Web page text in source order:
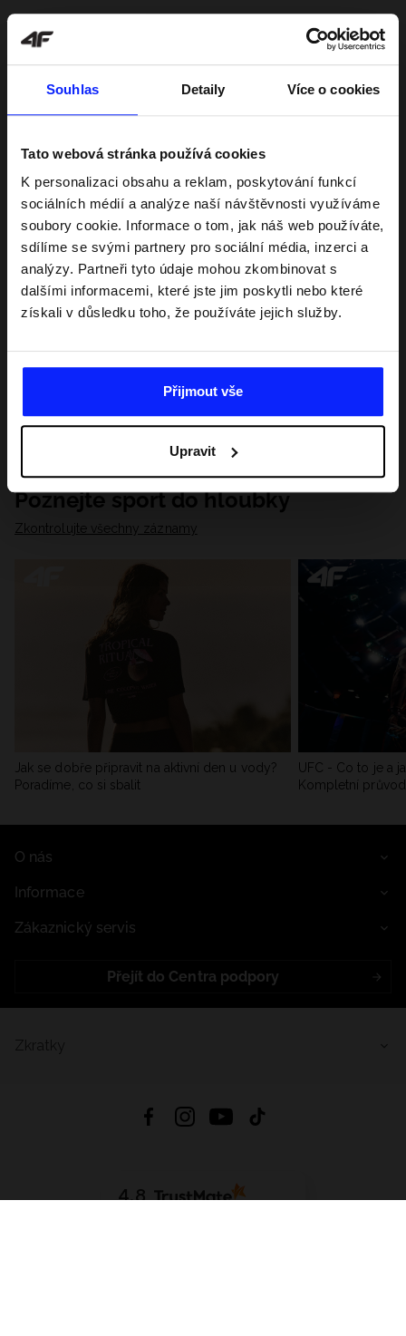
Souhlas Detaily Více o cookies
Tato webová stránka používá cookies
K personalizaci obsahu a reklam, poskytování funkcí
sociálních médií a analýze naší návštěvnosti využíváme
soubory cookie. Informace o tom, jak náš web používáte,
sdílíme se svými partnery pro sociální média, inzerci a
analýzy. Partneři tyto údaje mohou zkombinovat s
dalšími informacemi, které jste jim poskytli nebo které
získali v důsledku toho, že používáte jejich služby.
Přijmout vše
Upravit
Poznejte sport do hloubky
Zkontrolujte všechny záznamy
Jak se dobře připravit na aktivní den u vody?
Poradíme, co si sbalit
UFC - Co to je a
Kompletní
O nás
Informace
Zákaznický servis
Přejít do Centra podpory
4.8